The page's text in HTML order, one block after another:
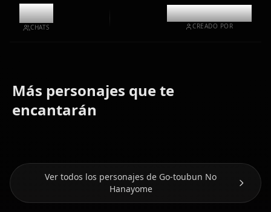
5.8k
CHATS
@casualwaifus
CREADO POR
Más personajes que te
encantarán
Nakano
Ver todos los personajes de Go-toubun No
Hanayome